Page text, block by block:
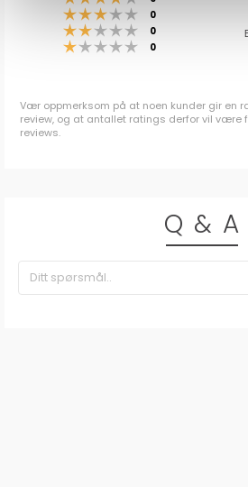
Karakter: 3 av 5
0
Karakter: 2 av 5
0
Karakter: 1 av 5
0
Vær oppmerksom på at noen kunder gir en
review, og at antallet ratings derfor vil være
reviews.
Q & A